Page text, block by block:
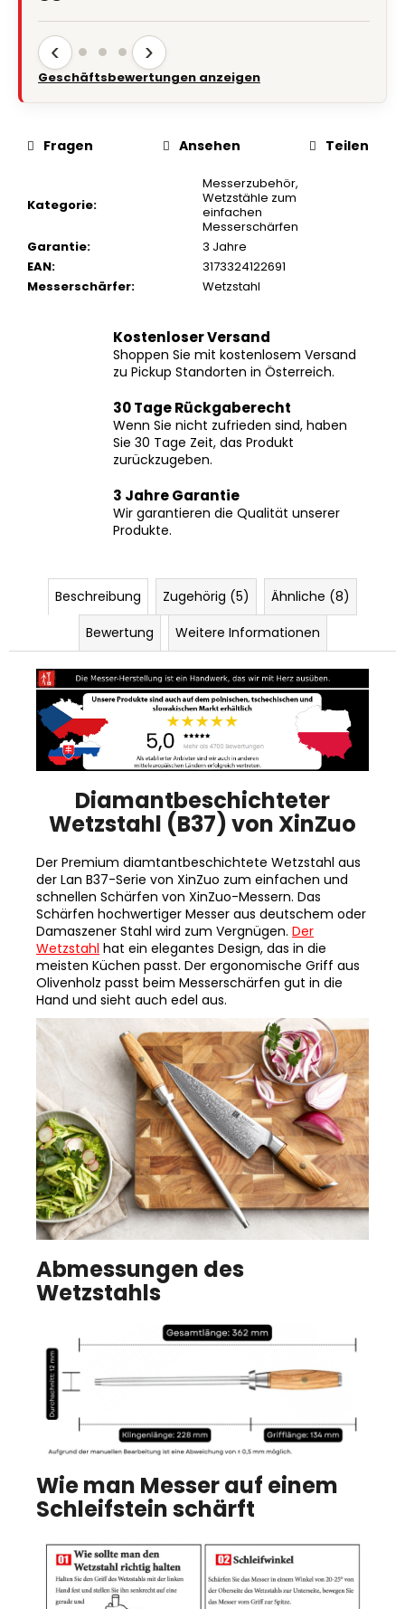
‹ ›
Geschäftsbewertungen anzeigen
Wetzstähle zum
einfachen
Messerschärfen
3 Jahre
EAN:
3173324122691
Messerschärfer
Wetzstahl
Shoppen Sie mit kostenlosem Versand
zu Pickup Standorten in Österreich.
30 Tage Rückgaberecht
Wenn Sie nicht zufrieden sind, haben
Sie 30 Tage Zeit, das Produkt
zurückzugeben.
3 Jahre Garantie
Wir garantieren die Qualität unserer
Produkte.
Beschreibung Zugehörig (5)
Ähnliche (8)
Bewertung
Weitere Informationen
Diamantbeschichteter
Wetzstahl (B37) von XinZuo
Der Premium diamtantbeschichtete Wetzstahl aus
der Lan B37-Serie von XinZuo zum einfachen und
schnellen Schärfen von XinZuo-Messern. Das
Schärfen hochwertiger Messer aus deutschem oder
Damaszener Stahl wird zum Vergnügen.Der
Wetzstahlhat ein elegantes Design, das in die
meisten Küchen passt. Der ergonomische Griff aus
Olivenholz passt beim Messerschärfen gut in die
Hand und sieht auch edel aus.
Abmessungen des
Wetzstahls
Wie man Messer auf einem
Schleifstein schärft